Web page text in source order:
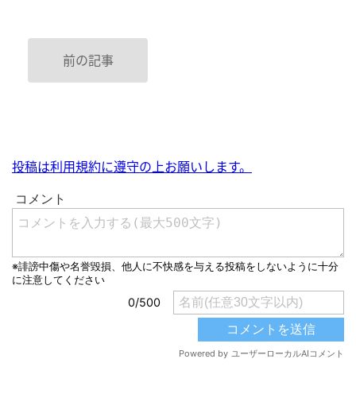
前の記事
投稿は利用規約に遵守の上お願いします。